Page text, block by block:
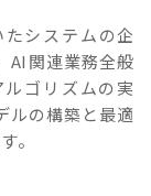
システムの企
AI関連業務全般
ゴリズムの実
ルの構築と最適
。